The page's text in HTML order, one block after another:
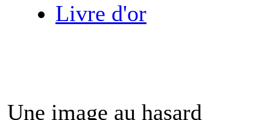
Livre d'or
Une image au hasard